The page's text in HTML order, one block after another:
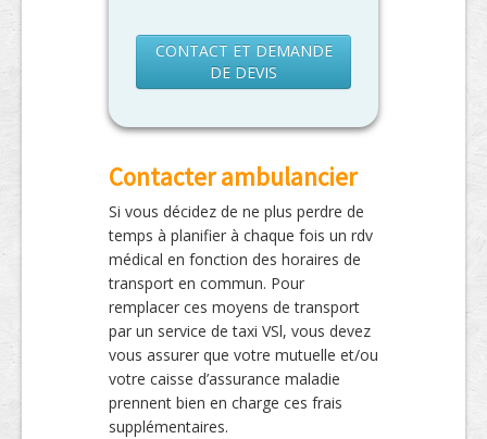
CONTACT ET DEMANDE
DE DEVIS
Contacter ambulancier
Si vous décidez de ne plus perdre de
temps à planifier à chaque fois un rdv
médical en fonction des horaires de
transport en commun. Pour
remplacer ces moyens de transport
par un service de taxi VSl, vous devez
vous assurer que votre mutuelle et/ou
votre caisse d’assurance maladie
prennent bien en charge ces frais
supplémentaires.